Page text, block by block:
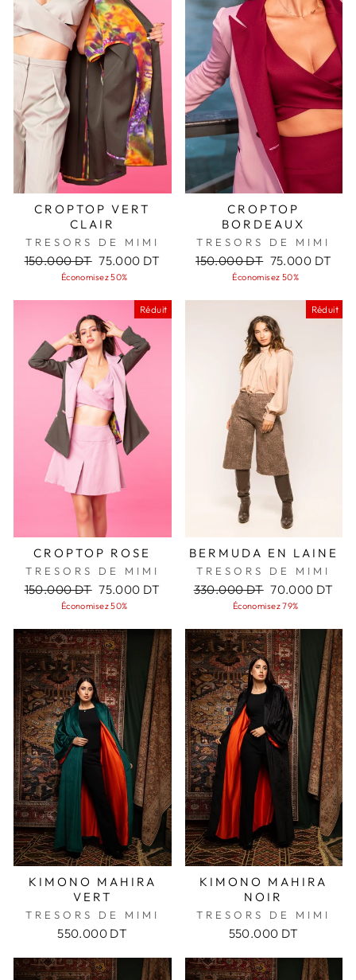
CROPTOP VERT
CLAIR
TRESORS DE MIMI
Prix
régulier
150.000 DT Prix
réduit
75.000 DT
Économisez 50%
CROPTOP
BORDEAUX
TRESORS DE MIMI
Prix
régulier
150.000 DT Prix
réduit
75.000 DT
Économisez 50%
Réduit
CROPTOP ROSE
TRESORS DE MIMI
Prix
régulier
150.000 DT Prix
réduit
75.000 DT
Économisez 50%
Réduit
BERMUDA EN LAINE
TRESORS DE MIMI
Prix
régulier
330.000 DT Prix
réduit
70.000 DT
Économisez 79%
KIMONO MAHIRA
VERT
TRESORS DE MIMI
550.000 DT
KIMONO MAHIRA
NOIR
TRESORS DE MIMI
550.000 DT